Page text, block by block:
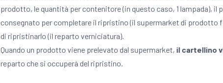
prodotto, le quantità per contenitore (in questo caso, 1 lampada), il
consegnato per completare il ripristino (il supermarket di prodotto
di ripristinarlo (il reparto verniciatura).
Quando un prodotto viene prelevato dal supermarket, il cartellino
reparto che si occuperà del ripristino.